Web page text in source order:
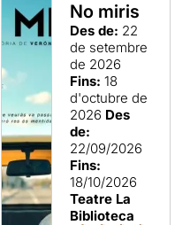
No miris
Des de: 22
de setembre
de 2026
Fins: 18
d'octubre de
2026 Des
de:
22/09/2026
Fins:
18/10/2026
Teatre La
Biblioteca